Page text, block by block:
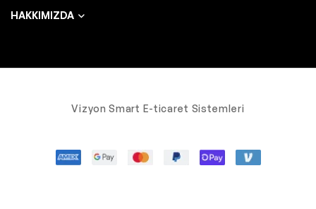
HAKKIMIZDA
Vizyon Smart E-ticaret Sistemleri